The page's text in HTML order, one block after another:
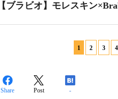
【ブラビオ】モレスキン
1 2 3 4
Share Post -